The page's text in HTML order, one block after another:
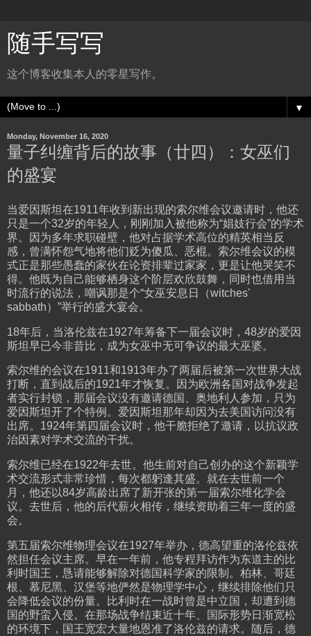
随手写写
这个博客收集本人的零星写作。
▼
Monday, November 16, 2020
量子纠缠背后的故事（廿四）：女巫们
的盛宴
当爱因斯坦在1911年收到新出现的索尔维会议邀请时，他还
只是一个32岁的年轻人，刚刚加入被他称为“娼妓行会”的学术
界。因为多年求职碰壁，他对占据学术高位的精英相当反
感，曾满怀怨气地将他们贬为傻瓜、恶棍。索尔维会议的模
式正是那些愚蠢的家伙在论资排辈过家家，更是让他哭笑不
得。他既为自己能够栖身这个阶层欢欣鼓舞，同时也借用当
时流行的说法，嘲讽那是个“女巫安息日（witches'
sabbath）”举行的盛大宴会。
18年后，当洛伦兹在1927年筹备下一届会议时，48岁的爱因
斯坦早已今非昔比，成为女巫中无可争议的最大巫婆。
索尔维的会议在1911和1913年办了两届后被第一次世界大战
打断，直到战后的1921年才恢复。因为欧洲各国对战争发起
者实行封锁，那届会议没有邀请德国、奥地利人参加，只为
爱因斯坦开了个特例。爱因斯坦那年却因为去美国访问没有
出席。1924年第四届会议时，他干脆拒绝了邀请，以抗议政
治因素对学术交流的干扰。
索尔维已经在1922年去世。他生前对自己创办的这个新颖学
术交流形式非常珍惜，每次都躬逢其盛。就在去世前一个
月，他还以84岁高龄出席了新开张的第一届索尔维化学会
议。去世后，他的后代薪火相传，继续资助着三年一度的盛
会。
第五届索尔维物理会议在1927年举办，德高望重的洛伦兹依
然担任会议主席。早在一年前，他专程拜访作为东道主的比
利时国王，恳请能够解除对德国科学家的限制。柏林、哥廷
根、慕尼黑、汉堡等地俨然是物理学中心，继续排除他们只
会降低会议的份量。比利时在一战时曾是中立国，却遭到德
国的野蛮入侵。在那场战争结束近十年、国际形势日渐宽松
的环境下，国王宽宏大量地恩准了洛伦兹的请求。随后，德